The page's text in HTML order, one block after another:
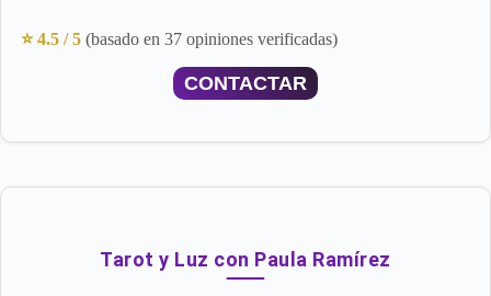
⭐ 4.5 / 5 (basado en 37 opiniones verificadas)
CONTACTAR
Tarot y Luz con Paula Ramírez